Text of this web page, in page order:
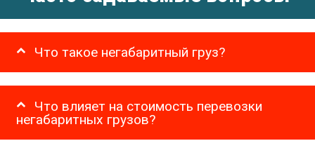
Что такое негабаритный груз?
Что влияет на стоимость перевозки
негабаритных грузов?